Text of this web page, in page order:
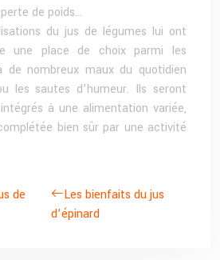
de poids…
du jus de légumes lui ont
une place de choix parmi les
de nombreux maux du quotidien
les sautes d’humeur. Ils seront
à une alimentation variée,
bien sûr par une activité
de
Les bienfaits du jus
d’épinard